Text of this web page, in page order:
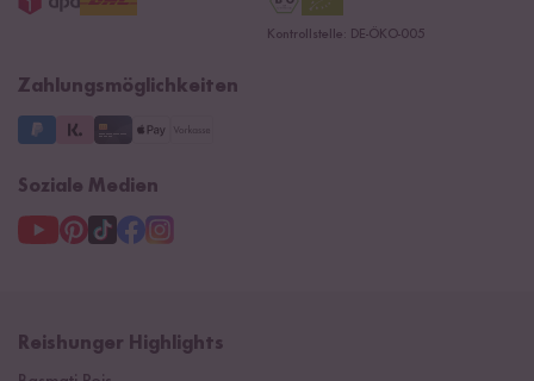
Datenschutzerklärung
3 Jahre Garantie
Kontrollstelle: DE-ÖKO-005
Zahlungsmöglichkeiten
Soziale Medien
Reishunger Highlights